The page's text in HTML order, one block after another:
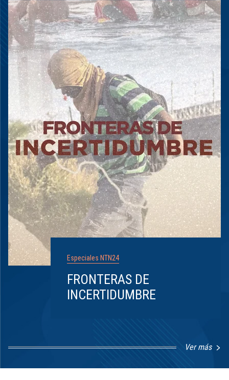
Especiales NTN24
FRONTERAS DE
INCERTIDUMBRE
Ver más
1